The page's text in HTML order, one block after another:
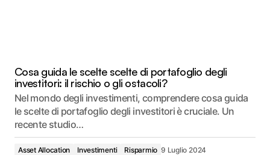
Cosa guida le scelte scelte di portafoglio degli
investitori: il rischio o gli ostacoli?
Nel mondo degli investimenti, comprendere cosa guida
le scelte di portafoglio degli investitori è cruciale. Un
recente studio…
Asset Allocation Investimenti Risparmio 9 Luglio 2024